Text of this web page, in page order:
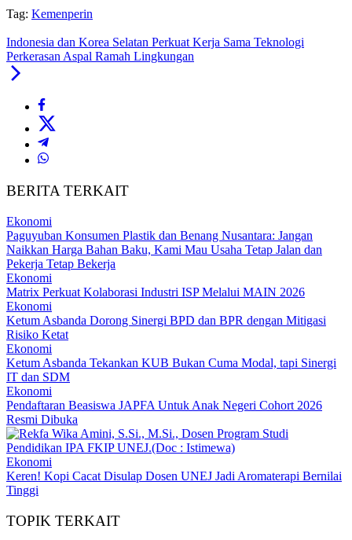
Tag: Kemenperin
Indonesia dan Korea Selatan Perkuat Kerja Sama Teknologi
Perkerasan Aspal Ramah Lingkungan
BERITA TERKAIT
Ekonomi
Paguyuban Konsumen Plastik dan Benang Nusantara: Jangan
Naikkan Harga Bahan Baku, Kami Mau Usaha Tetap Jalan dan
Pekerja Tetap Bekerja
Ekonomi
Matrix Perkuat Kolaborasi Industri ISP Melalui MAIN 2026
Ekonomi
Ketum Asbanda Dorong Sinergi BPD dan BPR dengan Mitigasi
Risiko Ketat
Ekonomi
Ketum Asbanda Tekankan KUB Bukan Cuma Modal, tapi Sinergi
IT dan SDM
Ekonomi
Pendaftaran Beasiswa JAPFA Untuk Anak Negeri Cohort 2026
Resmi Dibuka
Ekonomi
Keren! Kopi Cacat Disulap Dosen UNEJ Jadi Aromaterapi Bernilai
Tinggi
TOPIK TERKAIT